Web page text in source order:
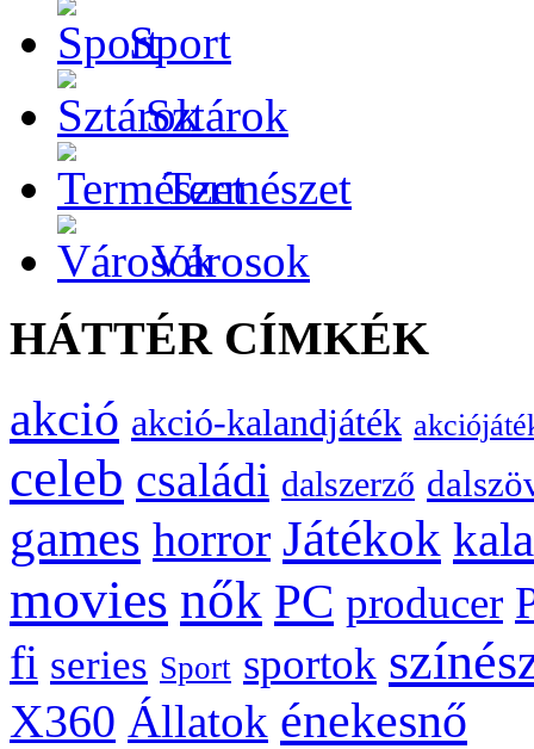
Sport
Sztárok
Természet
Városok
HÁTTÉR CÍMKÉK
akció akció-kalandjáték
celeb családi dalszerző
games horror Játékok
movies nők PC producer
fi series Sport sportok
X360 Állatok énekesnő